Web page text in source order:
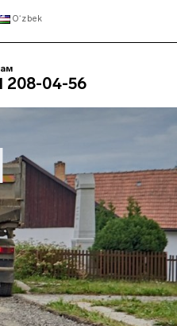
Oʻzbek
АСФАЛЬТОБЕТОННЫЙ
ЗАВОД
208-04-56